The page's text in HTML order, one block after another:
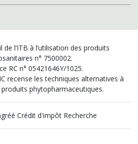
l’ITB à l’utilisation des produits
n° 7500002.
RC n° 05421646Y/1025.
recense les techniques alternatives à
produits phytopharmaceutiques.
Crédit d'impôt Recherche